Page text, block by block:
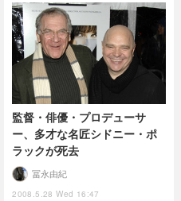
監督・俳優・プロデューサ
ー、多才な名匠シドニー・ポ
ラックが死去
2008.5.28 Wed 16:47
冨永由紀